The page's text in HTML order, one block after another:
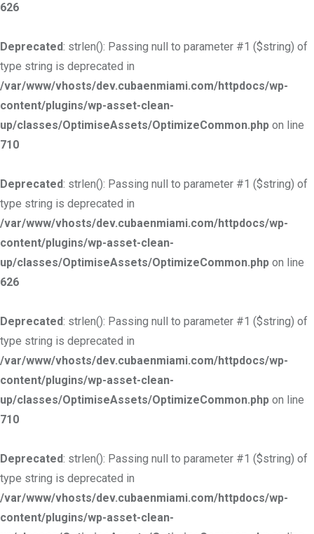
626
Deprecated: strlen(): Passing null to parameter #1 ($string) of
type string is deprecated in
/var/www/vhosts/dev.cubaenmiami.com/httpdocs/wp-
content/plugins/wp-asset-clean-
up/classes/OptimiseAssets/OptimizeCommon.php on line
710
Deprecated: strlen(): Passing null to parameter #1 ($string) of
type string is deprecated in
/var/www/vhosts/dev.cubaenmiami.com/httpdocs/wp-
content/plugins/wp-asset-clean-
up/classes/OptimiseAssets/OptimizeCommon.php on line
626
Deprecated: strlen(): Passing null to parameter #1 ($string) of
type string is deprecated in
/var/www/vhosts/dev.cubaenmiami.com/httpdocs/wp-
content/plugins/wp-asset-clean-
up/classes/OptimiseAssets/OptimizeCommon.php on line
710
Deprecated: strlen(): Passing null to parameter #1 ($string) of
type string is deprecated in
/var/www/vhosts/dev.cubaenmiami.com/httpdocs/wp-
content/plugins/wp-asset-clean-